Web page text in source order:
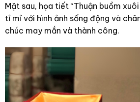
Mặt sau, họa tiết “Thuận buồm
tỉ mỉ với hình ảnh sống động và
chúc may mắn và thành công.